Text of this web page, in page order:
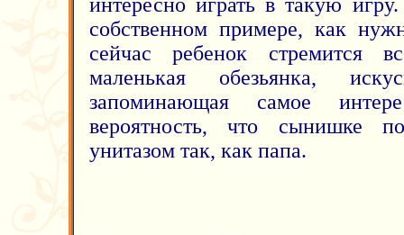
собственном примере, как
сейчас ребенок стремится
маленькая обезьянка,
запоминающая самое
вероятность, что сынишке
унитазом так, как папа.